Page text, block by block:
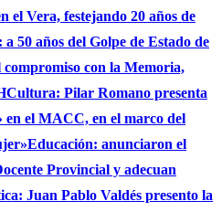
el Vera, festejando 20 años de
50 años del Golpe de Estado de
con la Memoria,
Cultura: Pilar Romano presenta
en el MACC, en el marco del
Educación: anunciaron el
Provincial y adecuan
Juan Pablo Valdés presento la